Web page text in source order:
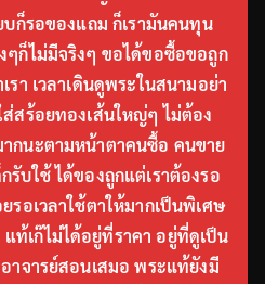
บก็รอของแถม ก็เรามันคนทุน
ๆก็ไม่มีจริงๆ ขอได้ขอซื้อขอถูก
รา เวลาเดินดูพระในสนามอย่า
สร้อยทองเส้นใหญ่ๆ ไม่ต้อง
กนะตามหน้าตาคนซื้อ คนขาย
รับใช้ ได้ของถูกแต่เราต้องรอ
รอเวลาใช้ตาให้มากเป็นพิเศษ
ท้เก๊ไม่ได้อยู่ที่ราคา อยู่ที่ดูเป็น
าจารย์สอนเสมอ พระแท้ยังมี